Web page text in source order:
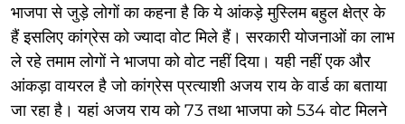
भाजपा से जुड़े लोगों का कहना है कि ये आंकड़े मुस्लिम बहुल क्षेत्र के
हैं इसलिए कांग्रेस को ज्यादा वोट मिले हैं। सरकारी योजनाओं का लाभ
ले रहे तमाम लोगों ने भाजपा को वोट नहीं दिया। यही नहीं एक और
आंकड़ा वायरल है जो कांग्रेस प्रत्याशी अजय राय के वार्ड का बताया
जा रहा है। यहां अजय राय को 73 तथा भाजपा को 534 वोट मिलने